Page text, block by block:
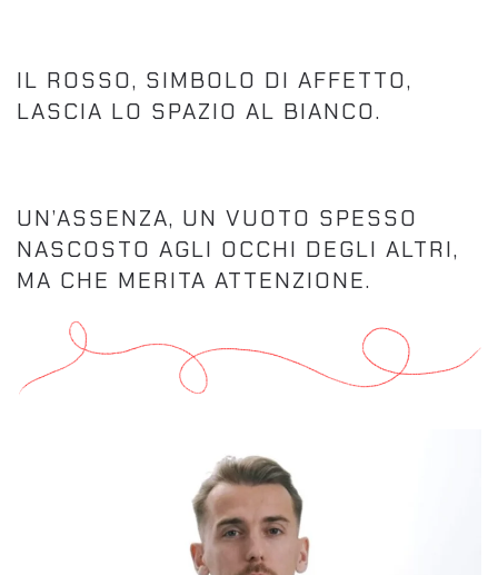
IL ROSSO, SIMBOLO DI AFFETTO,
LASCIA LO SPAZIO AL BIANCO.
UN’ASSENZA, UN VUOTO SPESSO
NASCOSTO AGLI OCCHI DEGLI ALTRI,
MA CHE MERITA ATTENZIONE.